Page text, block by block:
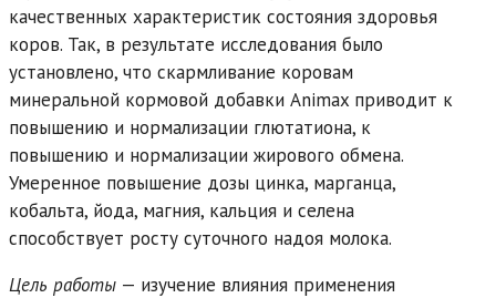
качественных характеристик состояния здоровья
коров. Так, в результате исследования было
установлено, что скармливание коровам
минеральной кормовой добавки Animax приводит к
повышению и нормализации глютатиона, к
повышению и нормализации жирового обмена.
Умеренное повышение дозы цинка, марганца,
кобальта, йода, магния, кальция и селена
способствует росту суточного надоя молока.
Цель работы — изучение влияния применения